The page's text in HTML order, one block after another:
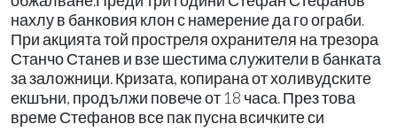
нахлу в банковия клон с намерение да го ограби.
При акцията той простреля охранителя на трезора
Станчо Станев и взе шестима служители в банката
за заложници. Кризата, копирана от холивудските
екшъни, продължи повече от 18 часа. През това
време Стефанов все пак пусна всичките си